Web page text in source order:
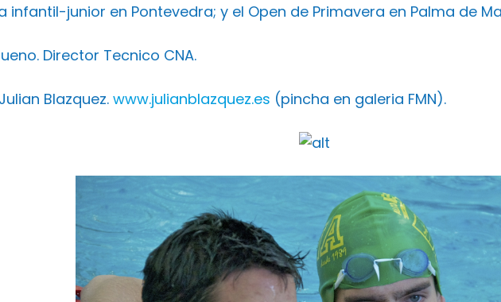
infantil-junior en Pontevedra; y el Open de Primavera en Palma de
Director Tecnico CNA.
Blazquez. www.julianblazquez.es (pincha en galeria FMN).